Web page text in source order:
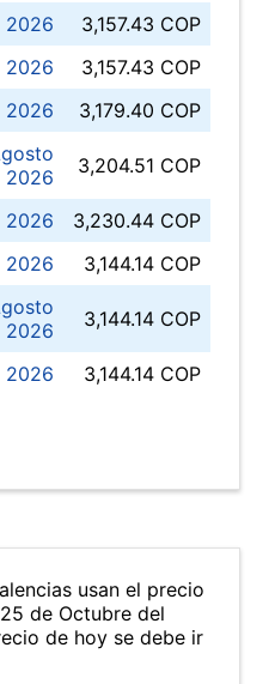
2026
3,157.43 COP
2026
3,157.43 COP
2026
3,179.40 COP
2026
3,204.51 COP
2026
3,230.44 COP
2026
3,144.14 COP
2026
3,144.14 COP
2026 3,144.14 COP
usan el precio
de Octubre del
de hoy se debe ir